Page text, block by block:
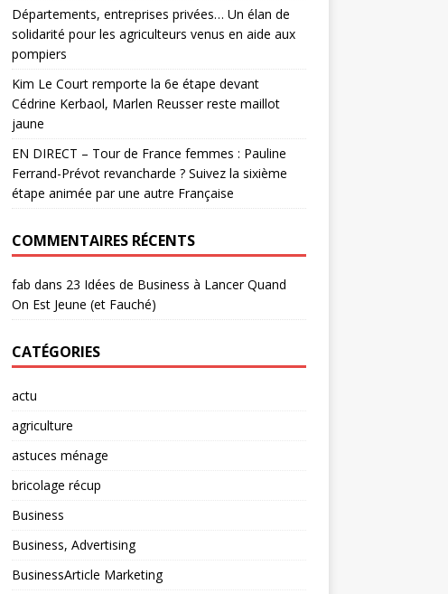
Départements, entreprises privées… Un élan de
solidarité pour les agriculteurs venus en aide aux
pompiers
Kim Le Court remporte la 6e étape devant
Cédrine Kerbaol, Marlen Reusser reste maillot
jaune
EN DIRECT – Tour de France femmes : Pauline
Ferrand-Prévot revancharde ? Suivez la sixième
étape animée par une autre Française
COMMENTAIRES RÉCENTS
fab dans 23 Idées de Business à Lancer Quand
On Est Jeune (et Fauché)
CATÉGORIES
actu
agriculture
astuces ménage
bricolage récup
Business
Business, Advertising
BusinessArticle Marketing